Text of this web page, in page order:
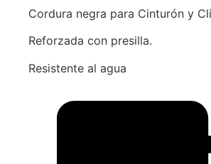
Cordura negra para Cinturón y
Reforzada con presilla.
Resistente al agua